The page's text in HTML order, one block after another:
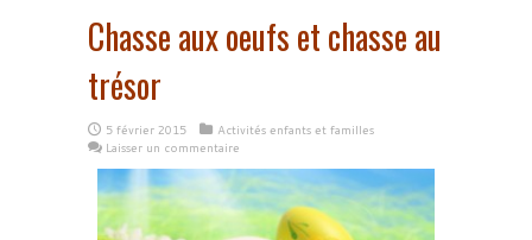
Chasse aux oeufs et chasse au
trésor
5 février 2015
Activités enfants et familles
Laisser un commentaire